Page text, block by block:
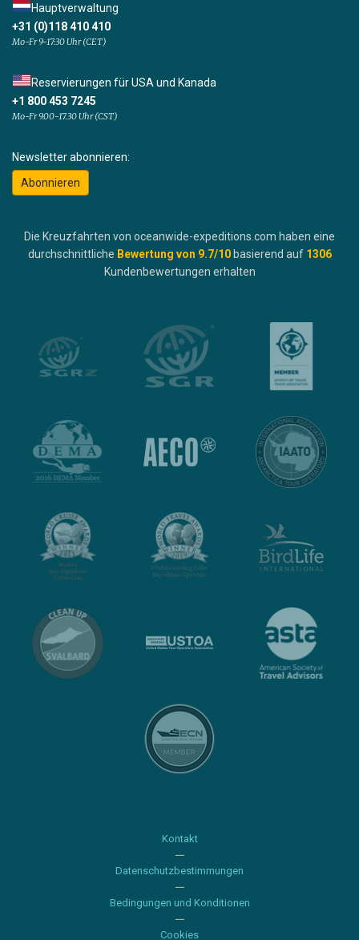
Hauptverwaltung
+31 (0)118 410 410
Mo-Fr 9-17:30 Uhr (CET)
Reservierungen für USA und Kanada
+1 800 453 7245
Mo-Fr 9.00-17.30 Uhr (CST)
Newsletter abonnieren:
Abonnieren
Die Kreuzfahrten von oceanwide-expeditions.com haben eine
durchschnittliche Bewertung von 9.7/10 basierend auf 1306
Kundenbewertungen erhalten
Kontakt
Datenschutzbestimmungen
Bedingungen und Konditionen
Cookies